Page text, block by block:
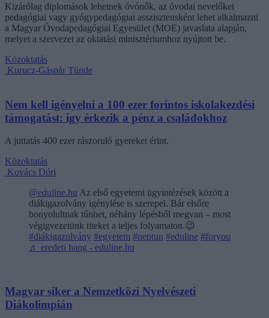
Kizárólag diplomások lehetnek óvónők, az óvodai nevelőket
pedagógiai vagy gyógypedagógiai asszisztensként lehet alkalmazni
a Magyar Óvodapedagógiai Egyesület (MOE) javaslata alapján,
melyet a szervezet az oktatási minisztériumhoz nyújtott be.
Közoktatás
Kurucz-Gáspár Tünde
Nem kell igényelni a 100 ezer forintos iskolakezdési
támogatást: így érkezik a pénz a családokhoz
A juttatás 400 ezer rászoruló gyereket érint.
Közoktatás
Kovács Dóri
@eduline.hu Az első egyetemi ügyintézések között a
diákigazolvány igénylése is szerepel. Bár elsőre
bonyolultnak tűnhet, néhány lépésből megvan – most
végigvezetünk titeket a teljes folyamaton.😉
#diákigazolvány #egyetem #neptun #eduline #foryou
♬ eredeti hang - eduline.hu
Magyar siker a Nemzetközi Nyelvészeti
Diákolimpián